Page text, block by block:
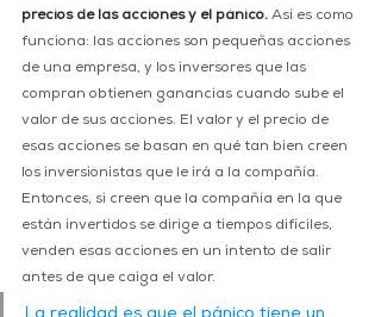
precios de las acciones y el pánico. Así es como
funciona: las acciones son pequeñas acciones
de una empresa, y los inversores que las
compran obtienen ganancias cuando sube el
valor de sus acciones. El valor y el precio de
esas acciones se basan en qué tan bien creen
los inversionistas que le irá a la compañía.
Entonces, si creen que la compañía en la que
están invertidos se dirige a tiempos difíciles,
venden esas acciones en un intento de salir
antes de que caiga el valor.